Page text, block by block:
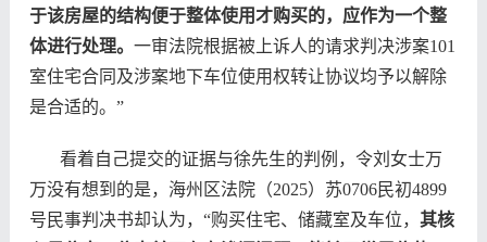
于该房屋的结构便于整体使用才购买的，应作为一个整
体进行处理。 一审法院根据被上诉人的请求判决涉案101
室住宅合同及涉案地下车位使用权转让协议均予以解除
是合适的。”
看着自己提交的证据与徐先生的判例，令刘女士万
万没有想到的是，海州区法院（2025）苏0706民初4899
号民事判决书却认为，“购买住宅、储藏室及车位， 其核